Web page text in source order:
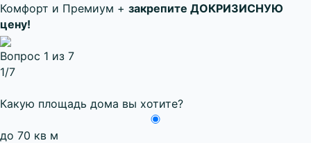
Комфорт и Премиум + закрепите ДОКРИЗИСНУЮ
цену!
Вопрос 1 из 7
1/7
Какую площадь дома вы хотите?
до 70 кв м